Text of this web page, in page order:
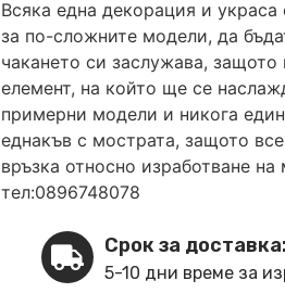
Всяка една декорация и
за по-сложните модели, да
чакането си заслужава,
елемент, на който ще се
примерни модели и никога
еднакъв с мострата, защото
връзка относно изработване
тел:0896748078
Срок за доставка:
5-10 дни време за